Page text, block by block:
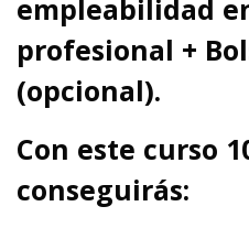
empleabilidad
profesional +
(opcional).
Con este curso
conseguirás: